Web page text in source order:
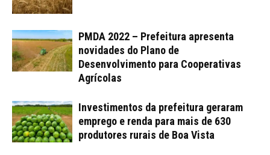
PMDA 2022 – Prefeitura apresenta
novidades do Plano de
Desenvolvimento para Cooperativas
Agrícolas
Investimentos da prefeitura geraram
emprego e renda para mais de 630
produtores rurais de Boa Vista